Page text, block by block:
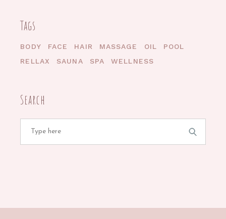
Tags
BODY FACE HAIR MASSAGE OIL
POOL
RELLAX
SAUNA SPA WELLNESS
Search